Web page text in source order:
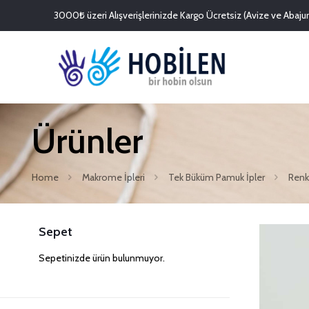
3000₺ üzeri Alışverişlerinizde Kargo Ücretsiz (Avize ve
Ürünler
Home Makrome İpleri Tek Büküm Pamuk İpler
Sepet
Sepetinizde ürün bulunmuyor.